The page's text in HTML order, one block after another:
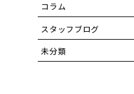
コラム
スタッフブログ
未分類